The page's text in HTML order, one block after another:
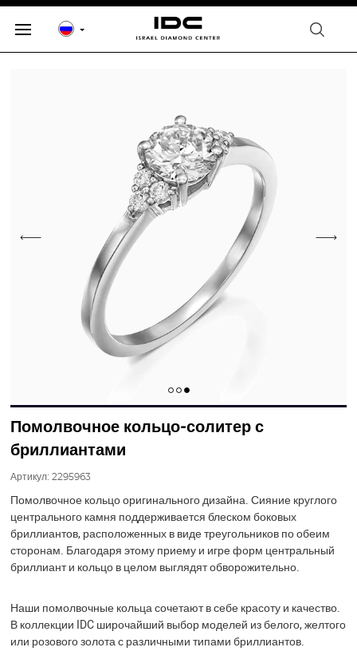
Помолвочное кольцо-солитер с
бриллиантами
Артикул:2295963
Помолвочное кольцо оригинального дизайна. Сияние круглого
центрального камня поддерживается блеском боковых
бриллиантов, расположенных в виде треугольников по обеим
сторонам. Благодаря этому приему и игре форм центральный
бриллиант и кольцо в целом выглядят обворожительно.
Наши помолвочные кольца сочетают в себе красоту и качество.
В коллекции IDC широчайший выбор моделей из белого, желтого
или розового золота с различными типами бриллиантов.